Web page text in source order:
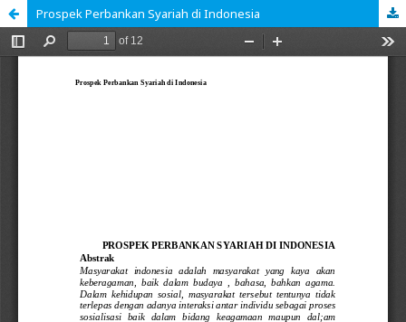
Prospek Perbankan Syariah di Indonesia